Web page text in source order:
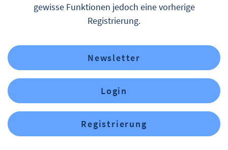
gewisse Funktionen jedoch eine vorherige
Registrierung.
Newsletter
Login
Registrierung